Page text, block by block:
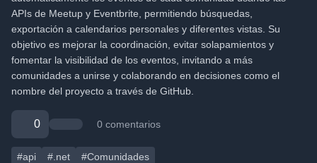
APIs de Meetup y Eventbrite, permitiendo búsquedas,
exportación a calendarios personales y diferentes vistas. Su
objetivo es mejorar la coordinación, evitar solapamientos y
fomentar la visibilidad de los eventos, invitando a más
comunidades a unirse y colaborando en decisiones como el
nombre del proyecto a través de GitHub.
0 0 comentarios
#api #.net #Comunidades